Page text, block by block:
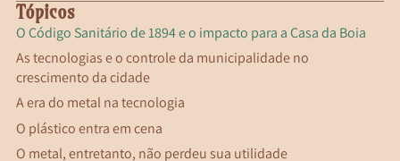
Tópicos
O Código Sanitário de 1894 e o impacto para a Casa da Boia
As tecnologias e o controle da municipalidade no
crescimento da cidade
A era do metal na tecnologia
O plástico entra em cena
O metal, entretanto, não perdeu sua utilidade